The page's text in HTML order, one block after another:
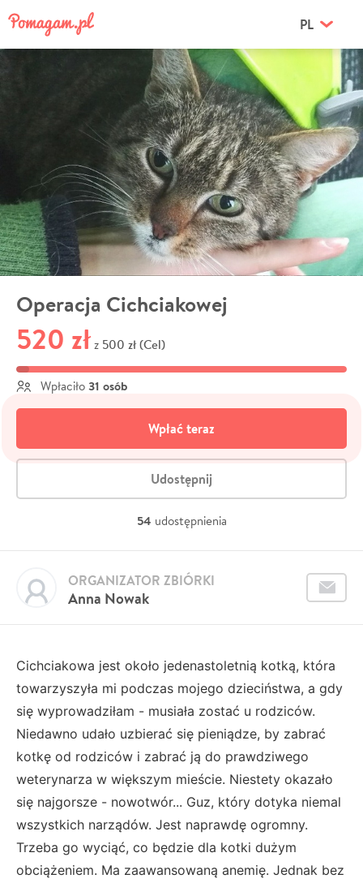
PL
Operacja Cichciakowej
520 zł z 500 zł (Cel)
Wpłaciło 31 osób
Wpłać teraz
Udostępnij
54 udostępnienia
Anna Nowak
ORGANIZATOR ZBIÓRKI
Cichciakowa jest około jedenastoletnią kotką, która
towarzyszyła mi podczas mojego dzieciństwa, a gdy
się wyprowadziłam - musiała zostać u rodziców.
Niedawno udało uzbierać się pieniądze, by zabrać
kotkę od rodziców i zabrać ją do prawdziwego
weterynarza w większym mieście. Niestety okazało
się najgorsze - nowotwór... Guz, który dotyka niemal
wszystkich narządów. Jest naprawdę ogromny.
Trzeba go wyciąć, co będzie dla kotki dużym
obciążeniem. Ma zaawansowaną anemię. Jednak bez